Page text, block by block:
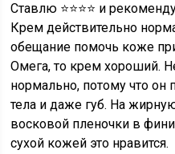
Ставлю ⭐⭐⭐⭐ и
Крем действительно
обещание помочь коже
Омега, то крем хороший.
нормально, потому что он
тела и даже губ. На
восковой пленочки в
сухой кожей это нравится.